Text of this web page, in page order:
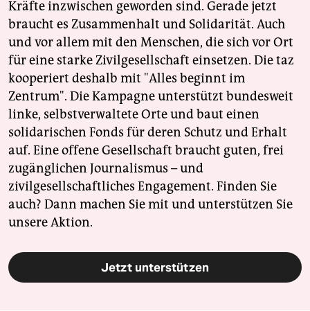
Kräfte inzwischen geworden sind. Gerade jetzt
braucht es Zusammenhalt und Solidarität. Auch
und vor allem mit den Menschen, die sich vor Ort
für eine starke Zivilgesellschaft einsetzen. Die taz
kooperiert deshalb mit "Alles beginnt im
Zentrum". Die Kampagne unterstützt bundesweit
linke, selbstverwaltete Orte und baut einen
solidarischen Fonds für deren Schutz und Erhalt
auf. Eine offene Gesellschaft braucht guten, frei
zugänglichen Journalismus – und
zivilgesellschaftliches Engagement. Finden Sie
auch? Dann machen Sie mit und unterstützen Sie
unsere Aktion.
Jetzt unterstützen